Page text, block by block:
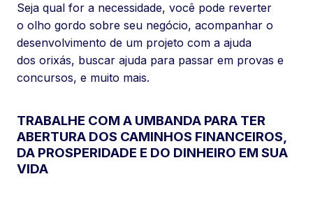
Seja qual for a necessidade, você pode reverter
o olho gordo sobre seu negócio, acompanhar o
desenvolvimento de um projeto com a ajuda
dos orixás, buscar ajuda para passar em provas e
concursos, e muito mais.
TRABALHE COM A UMBANDA PARA TER
ABERTURA DOS CAMINHOS FINANCEIROS,
DA PROSPERIDADE E DO DINHEIRO EM SUA
VIDA